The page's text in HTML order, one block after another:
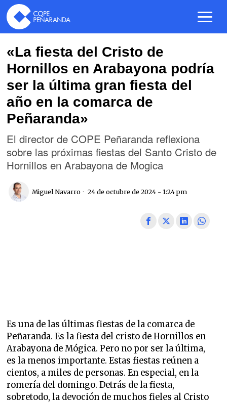
«La fiesta del Cristo de
Hornillos en Arabayona podría
ser la última gran fiesta del
año en la comarca de
Peñaranda»
El director de COPE Peñaranda reflexiona
sobre las próximas fiestas del Santo Cristo de
Hornillos en Arabayona de Mogica
Miguel Navarro 24 de octubre de 2024 - 1:24 pm
Es una de las últimas fiestas de la comarca de
Peñaranda. Es la fiesta del cristo de Hornillos en
Arabayona de Mógica. Pero no por ser la última,
es la menos importante. Estas fiestas reúnen a
cientos, a miles de personas. En especial, en la
romería del domingo. Detrás de la fiesta,
sobretodo, la devoción de muchos fieles al Cristo